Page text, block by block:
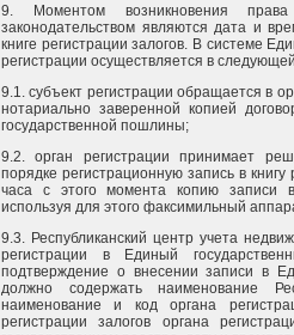
9. Моментом возникновения
законодательством являются дата и
книге регистрации залогов. В системе
регистрации осуществляется в
9.1. субъект регистрации обращается в
нотариально заверенной копией
государственной пошлины;
9.2. орган регистрации принимает
порядке регистрационную запись в
часа с этого момента копию записи в
используя для этого факсимильный
9.3. Республиканский центр учета
регистрации в Единый
подтверждение о внесении записи в
должно содержать наименование
наименование и код органа
регистрации залогов органа